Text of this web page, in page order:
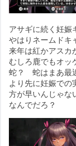
アサギに続く妊娠
やはりネームドキ
来年は紅かアスカ
むしろ鹿でもオッ
蛇？ 蛇はまあ最
より先に妊娠での
方が早いんじゃな
なんでだろ？